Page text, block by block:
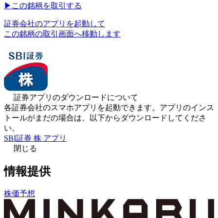
▶︎ この銘柄を取引する
証券会社のアプリを起動して
この銘柄の取引画面へ移動します
証券アプリのダウンロードについて
各証券会社のスマホアプリを起動できます。アプリのインス
トールがまだの場合は、以下からダウンロードしてくださ
い。
SBI証券 株 アプリ
閉じる
情報提供
株価予想